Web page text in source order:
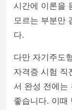
시간에 이론을
모르는 부분만
다.
다만 자기주도
자격증 시험 직
서 완성 전에는
좋습니다. 이때